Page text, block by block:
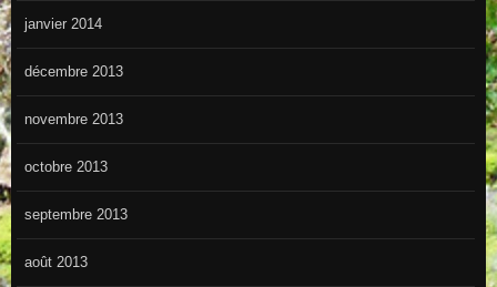
janvier 2014
décembre 2013
novembre 2013
octobre 2013
septembre 2013
août 2013